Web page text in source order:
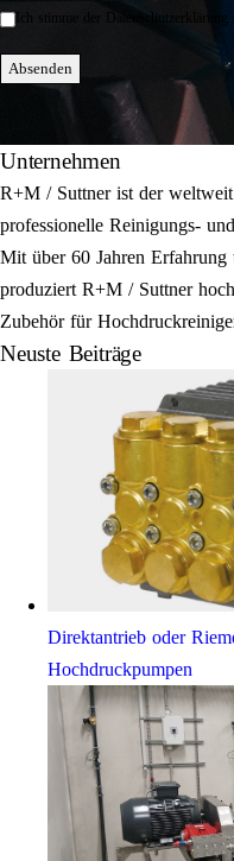
Einwilligung
Ich stimme der Datenschutzerklärung
Absenden
Unternehmen
R+M / Suttner ist der
professionelle Reinigungs-
Mit über 60 Jahren
produziert R+M / Suttner
Zubehör für
Neuste Beiträge
Direktantrieb oder
Hochdruckpumpen